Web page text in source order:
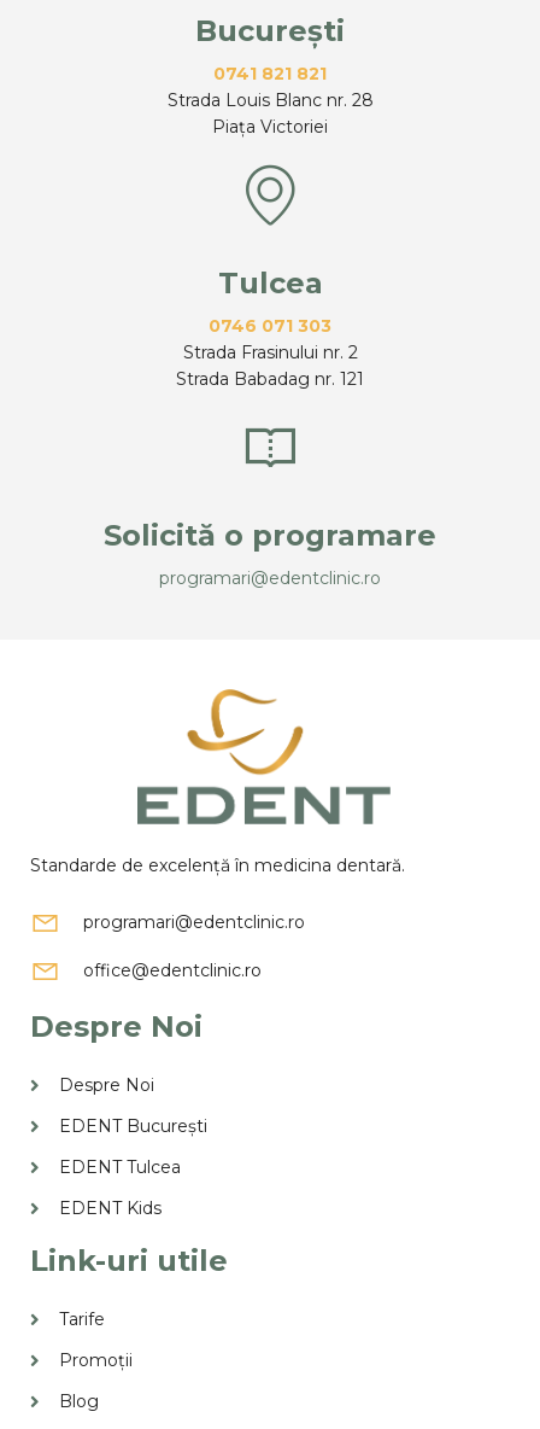
București
0741 821 821
Strada Louis Blanc nr. 28
Piața Victoriei
Tulcea
0746 071 303
Strada Frasinului nr. 2
Strada Babadag nr. 121
Solicită o programare
programari@edentclinic.ro
Standarde de excelență în medicina dentară.
programari@edentclinic.ro
office@edentclinic.ro
Despre Noi
Despre Noi
EDENT București
EDENT Tulcea
EDENT Kids
Link-uri utile
Tarife
Promoții
Blog